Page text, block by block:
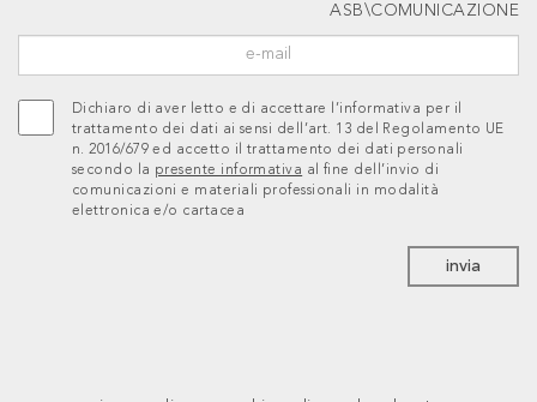
ASB\COMUNICAZIONE
Dichiaro di aver letto e di accettare l’informativa per il
trattamento dei dati ai sensi dell’art. 13 del Regolamento UE
n. 2016/679 ed accetto il trattamento dei dati personali
secondo la presente informativa al fine dell’invio di
comunicazioni e materiali professionali in modalità
elettronica e/o cartacea
invia